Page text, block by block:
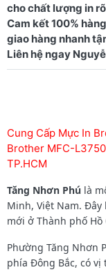
cho chất lượng in
Cam kết 100%
giao hàng nhanh
Cung Cấp Mực In
Brother MFC-
TP.HCM
Tăng Nhơn Phú là
Minh, Việt Nam.
mới ở Thành phố
Phường Tăng Nhơn
phía Đông Bắc, có vị